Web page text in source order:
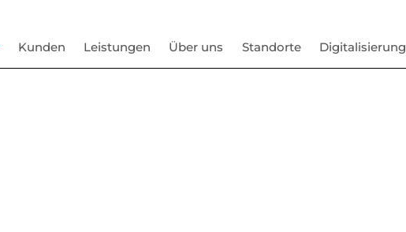
Kunden Leistungen Über uns Standorte Digitalisierung